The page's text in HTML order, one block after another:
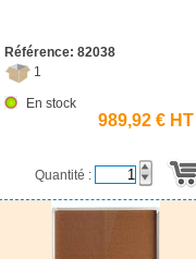
Référence: 82038
1
En stock
989,92 € HT
Quantité :